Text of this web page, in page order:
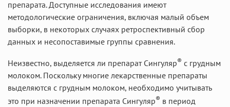
препарата. Доступные исследования имеют
методологические ограничения, включая малый объем
выборки, в некоторых случаях ретроспективный сбор
данных и несопоставимые группы сравнения.
Неизвестно, выделяется ли препарат Сингуляр® с грудным
молоком. Поскольку многие лекарственные препараты
выделяются с грудным молоком, необходимо учитывать
это при назначении препарата Сингуляр® в период